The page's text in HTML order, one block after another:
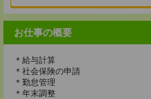
お仕事の概要
＊給与計算
＊社会保険の申請
＊勤怠管理
＊年末調整